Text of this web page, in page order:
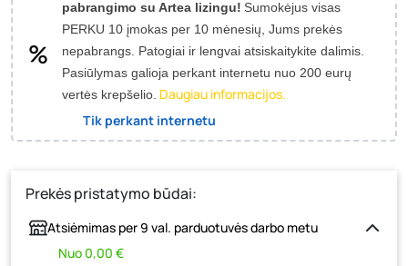
pabrangimo su Artea lizingu! Sumokėjus visas
PERKU 10 įmokas per 10 mėnesių, Jums prekės
nepabrangs. Patogiai ir lengvai atsiskaitykite dalimis.
Pasiūlymas galioja perkant internetu nuo 200 eurų
vertės krepšelio. Daugiau informacijos.
Tik perkant internetu
Prekės pristatymo būdai:
Atsiėmimas per 9 val. parduotuvės darbo metu
Nuo 0,00 €